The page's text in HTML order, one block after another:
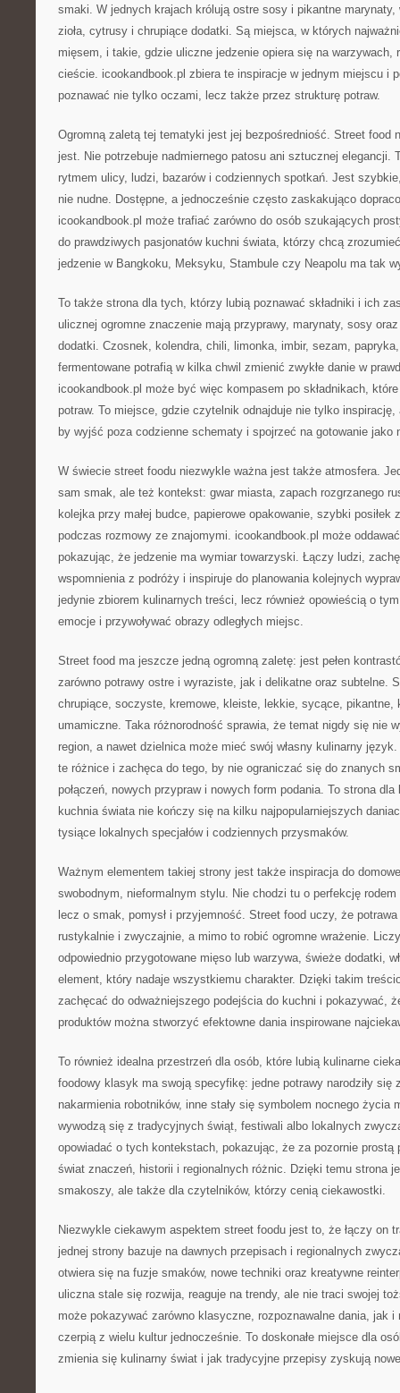
smaki. W jednych krajach królują ostre sosy i pikantne marynaty,
zioła, cytrusy i chrupiące dodatki. Są miejsca, w których
mięsem, i takie, gdzie uliczne jedzenie opiera się na warzywach,
cieście. icookandbook.pl zbiera te inspiracje w jednym miejscu i
poznawać nie tylko oczami, lecz także przez strukturę potraw.
Ogromną zaletą tej tematyki jest jej bezpośredniość. Street food
jest. Nie potrzebuje nadmiernego patosu ani sztucznej elegancji.
rytmem ulicy, ludzi, bazarów i codziennych spotkań. Jest
nie nudne. Dostępne, a jednocześnie często zaskakująco
icookandbook.pl może trafiać zarówno do osób szukających
do prawdziwych pasjonatów kuchni świata, którzy chcą
jedzenie w Bangkoku, Meksyku, Stambule czy Neapolu ma tak
To także strona dla tych, którzy lubią poznawać składniki i ich
ulicznej ogromne znaczenie mają przyprawy, marynaty, sosy
dodatki. Czosnek, kolendra, chili, limonka, imbir, sezam,
fermentowane potrafią w kilka chwil zmienić zwykłe danie w
icookandbook.pl może być więc kompasem po składnikach,
potraw. To miejsce, gdzie czytelnik odnajduje nie tylko
by wyjść poza codzienne schematy i spojrzeć na gotowanie jako
W świecie street foodu niezwykle ważna jest także atmosfera.
sam smak, ale też kontekst: gwar miasta, zapach rozgrzanego
kolejka przy małej budce, papierowe opakowanie, szybki posiłek
podczas rozmowy ze znajomymi. icookandbook.pl może
pokazując, że jedzenie ma wymiar towarzyski. Łączy ludzi,
wspomnienia z podróży i inspiruje do planowania kolejnych
jedynie zbiorem kulinarnych treści, lecz również opowieścią o
emocje i przywoływać obrazy odległych miejsc.
Street food ma jeszcze jedną ogromną zaletę: jest pełen
zarówno potrawy ostre i wyraziste, jak i delikatne oraz subtelne.
chrupiące, soczyste, kremowe, kleiste, lekkie, sycące, pikantne,
umamiczne. Taka różnorodność sprawia, że temat nigdy się nie
region, a nawet dzielnica może mieć swój własny kulinarny
te różnice i zachęca do tego, by nie ograniczać się do znanych
połączeń, nowych przypraw i nowych form podania. To strona
kuchnia świata nie kończy się na kilku najpopularniejszych
tysiące lokalnych specjałów i codziennych przysmaków.
Ważnym elementem takiej strony jest także inspiracja do
swobodnym, nieformalnym stylu. Nie chodzi tu o perfekcję
lecz o smak, pomysł i przyjemność. Street food uczy, że
rustykalnie i zwyczajnie, a mimo to robić ogromne wrażenie.
odpowiednio przygotowane mięso lub warzywa, świeże dodatki,
element, który nadaje wszystkiemu charakter. Dzięki takim
zachęcać do odważniejszego podejścia do kuchni i pokazywać,
produktów można stworzyć efektowne dania inspirowane
To również idealna przestrzeń dla osób, które lubią kulinarne
foodowy klasyk ma swoją specyfikę: jedne potrawy narodziły się
nakarmienia robotników, inne stały się symbolem nocnego życia
wywodzą się z tradycyjnych świąt, festiwali albo lokalnych
opowiadać o tych kontekstach, pokazując, że za pozornie prostą
świat znaczeń, historii i regionalnych różnic. Dzięki temu strona
smakoszy, ale także dla czytelników, którzy cenią ciekawostki.
Niezwykle ciekawym aspektem street foodu jest to, że łączy on
jednej strony bazuje na dawnych przepisach i regionalnych
otwiera się na fuzje smaków, nowe techniki oraz kreatywne
uliczna stale się rozwija, reaguje na trendy, ale nie traci swojej
może pokazywać zarówno klasyczne, rozpoznawalne dania, jak i
czerpią z wielu kultur jednocześnie. To doskonałe miejsce dla
zmienia się kulinarny świat i jak tradycyjne przepisy zyskują